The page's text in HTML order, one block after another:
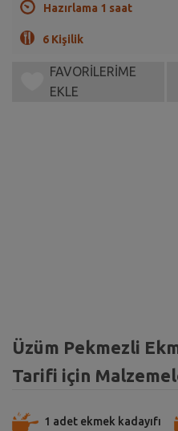
Hazırlama 1 saat
6 Kişilik
FAVORİLERİME
EKLE
Üzüm Pekmezli
Tarifi için
1 adet ekmek kadayıfı